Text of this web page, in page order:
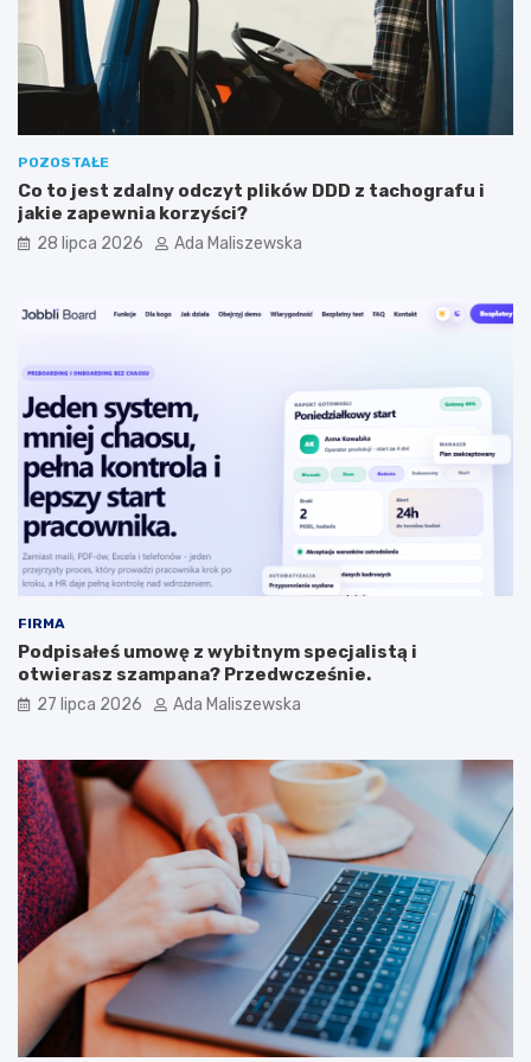
m
?
POZOSTAŁE
Co to jest zdalny odczyt plików DDD z tachografu i
jakie zapewnia korzyści?
28 lipca 2026 Ada Maliszewska
FIRMA
Podpisałeś umowę z wybitnym specjalistą i
otwierasz szampana? Przedwcześnie.
27 lipca 2026 Ada Maliszewska